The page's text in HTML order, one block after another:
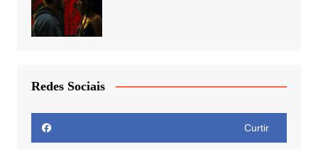
Redes Sociais
Curtir